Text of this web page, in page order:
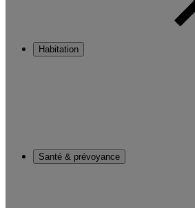
Habitation
Santé & prévoyance